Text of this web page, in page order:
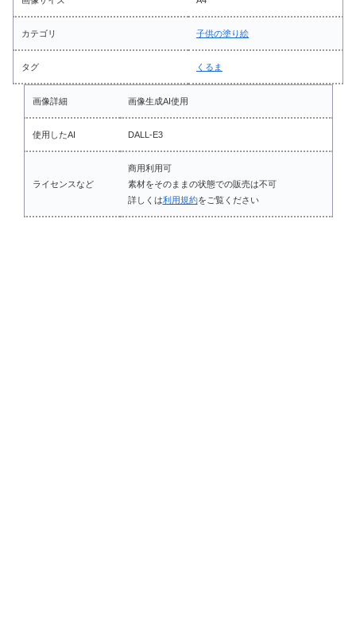
カテゴリ 子供の塗り絵
タグ くるま
画像詳細 画像生成AI使用
使用したAI DALL-E3
ライセンスなど
商用利用可
素材をそのままの状態での販売は不可
詳しくは利用規約をご覧ください